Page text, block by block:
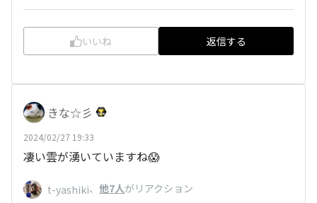
いいね 返信する
きな☆彡
2024/02/27 19:33
凄い雲が湧いていますね😱
t-yashiki、 他7人がリアクション